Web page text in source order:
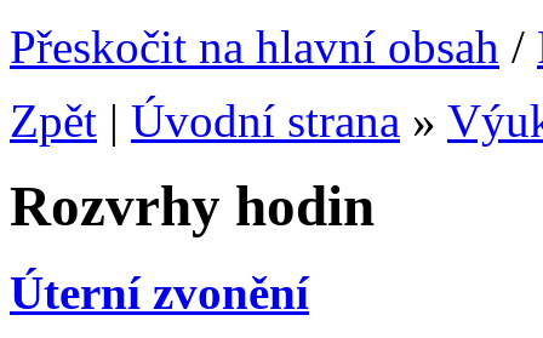
Přeskočit na hlavní obsah /
Zpět | Úvodní strana »
Rozvrhy hodin
Úterní zvonění